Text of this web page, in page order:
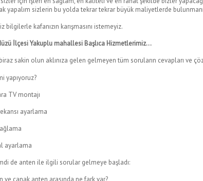
yapalım sizlerin bu yolda tekrar tekrar büyük maliyetlerde
bilgilerle kafanızın karışmasını istemeyiz.
İlçesi Yakuplu mahallesi Başlıca Hizmetlerimiz…
sakin olun aklınıza gelen gelmeyen tüm soruların cevapları ve
yapıyoruz?
TV montajı
ayarlama
ayarlama
de anten ile ilgili sorular gelmeye başladı:
ve çanak anten arasında ne fark var?